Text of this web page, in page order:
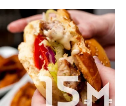
sur
le
gin